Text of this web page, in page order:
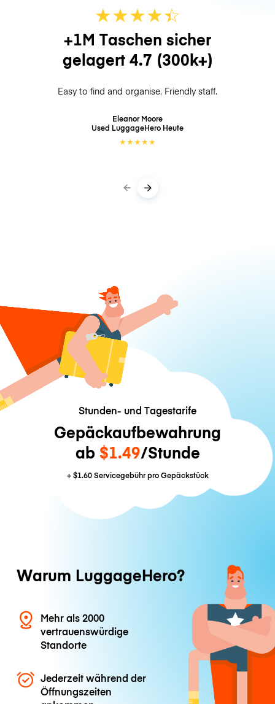
★★★★☆
★
+1M Taschen sicher
gelagert 4.7 (300k+)
Easy to find and organise. Friendly staff.
Eleanor Moore
Used LuggageHero Heute
★★★★★
Stunden- und Tagestarife
Gepäckaufbewahrung
ab $1.49/Stunde
+$1.60Servicegebühr pro Gepäckstück
Warum LuggageHero?
Mehr als 2000
vertrauenswürdige
Standorte
Jederzeit während der
Öffnungszeiten